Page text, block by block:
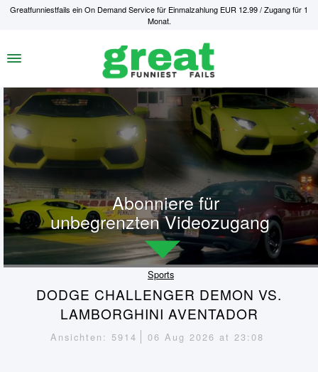
Greatfunniestfails ein On Demand Service für Einmalzahlung EUR 12.99 / Zugang für 1
Monat.
Abonniere für
unbegrenzten Videozugang
Sports
DODGE CHALLENGER DEMON VS.
LAMBORGHINI AVENTADOR
Ansichten: 5914 06 Aug 2026 at 23:08